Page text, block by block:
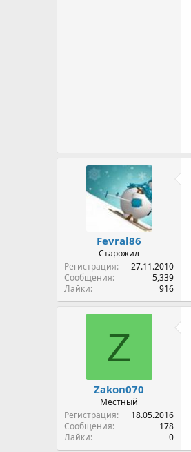
Fevral86
Старожил
Регистрация
27.11.2010
Сообщения
5,339
Лайки
916
Z
Zakon070
Местный
Регистрация
18.05.2016
Сообщения
178
Лайки
0